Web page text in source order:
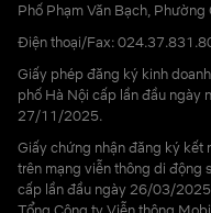
Phố Phạm Văn Bạch,
Điện thoại/Fax:
Giấy phép đăng ký kinh
phố Hà Nội cấp lần đầu
27/11/2025.
Giấy chứng nhận đăng ký kết
trên mạng viễn thông di
cấp lần đầu ngày 26/03/